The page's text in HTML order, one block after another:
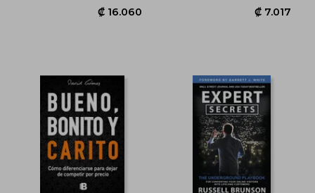
₡ 16.060